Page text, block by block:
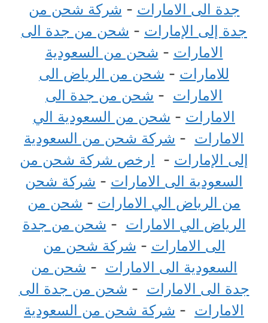
جدة الى الامارات - شركة شحن من
جدة إلى الإمارات - شحن من جدة الى
الامارات - شحن من السعودية
للامارات - شحن من الرياض الى
الامارات - شحن من جدة الى
الامارات - شحن من السعودية الي
الامارات - شركة شحن من السعودية
إلى الإمارات - ارخص شركة شحن من
السعودية الى الامارات - شركة شحن
من الرياض الي الامارات - شحن من
الرياض الي الامارات - شحن من جدة
الى الامارات - شركة شحن من
السعودية الى الامارات - شحن من
جدة الى الامارات - شحن من جدة الى
الامارات - شركة شحن من السعودية